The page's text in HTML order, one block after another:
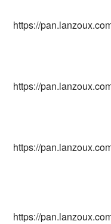
https://
https://
https://
https://